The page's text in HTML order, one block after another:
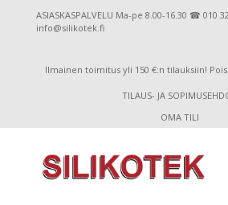
ASIASKASPALVELU Ma-pe 8.00-16.30 ☎ 010
info@silikotek.fi
Ilmainen toimitus yli 150 €:n tilauksiin!
TILAUS- JA
OMA TILI